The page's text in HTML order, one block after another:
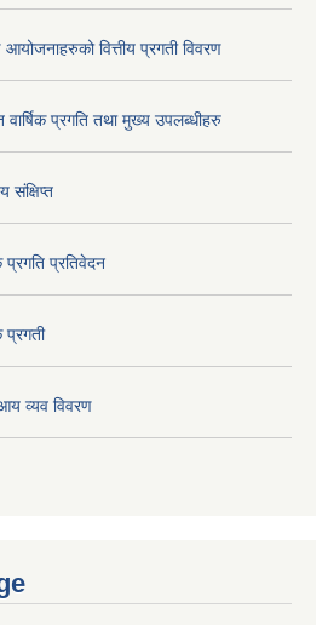
वित्तीय प्रगती विवरण
प्रगति तथा मुख्य उपलब्धीहरु
प्रतिवेदन
व्यव विवरण